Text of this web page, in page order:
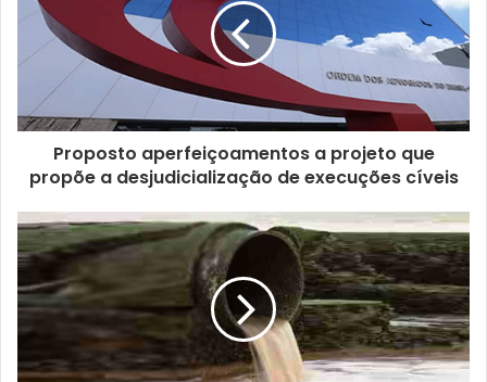
Proposto aperfeiçoamentos a projeto que
propõe a desjudicialização de execuções cíveis